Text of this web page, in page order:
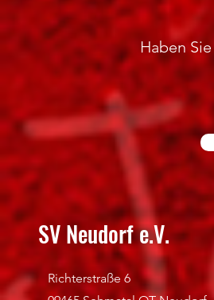
Haben
SV Neudorf e.V.
Richterstraße 6